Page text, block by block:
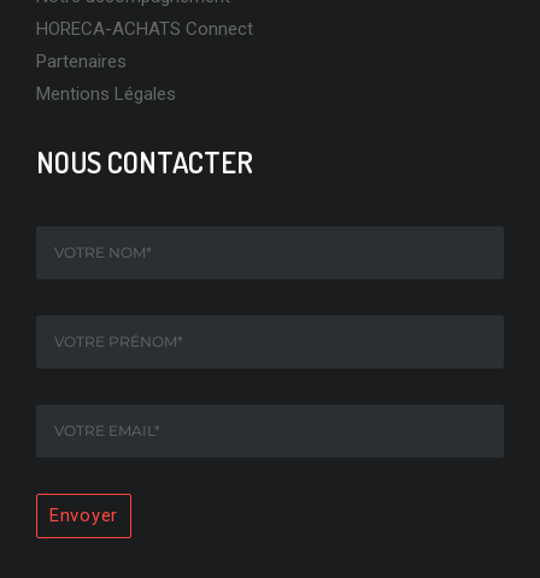
ZOOM SUR BONNEVAL : NOUVEAU PARTENAIRE D’HORECA-
HORECA-ACHATS Connect
Partenaires
Mentions Légales
NOUS CONTACTER